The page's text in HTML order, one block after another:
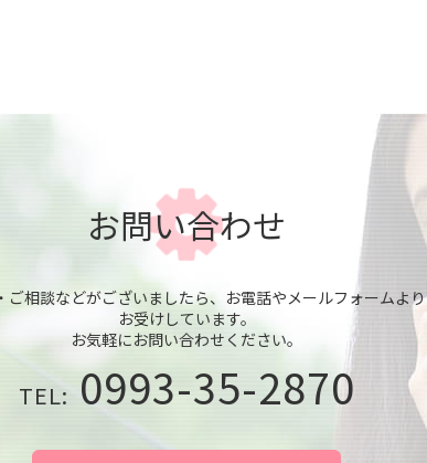
お問い合わせ
ご相談などがございましたら、お電話やメールフォームより
お受けしています。
お気軽にお問い合わせください。
TEL: 0993-35-2870